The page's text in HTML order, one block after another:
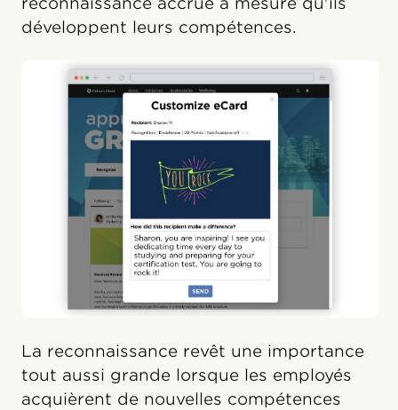
développent leurs compétences.
La reconnaissance revêt une importance
tout aussi grande lorsque les employés
acquièrent de nouvelles compétences